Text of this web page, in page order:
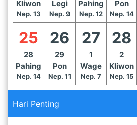
Kliwon
Nep. 13
Legi
Nep. 9
Pahing
Nep. 12
Pon
Nep. 14
25
28
Pahing
Nep. 14
26
29
Pon
Nep. 11
27
1
Wage
Nep. 7
28
2
Kliwon
Nep. 15
Hari Penting